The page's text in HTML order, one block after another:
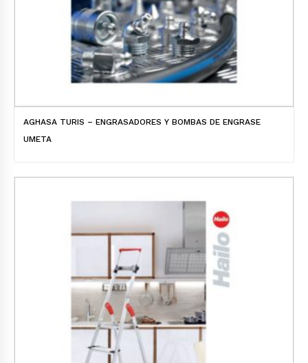
AGHASA TURIS – ENGRASADORES Y BOMBAS DE ENGRASE
UMETA